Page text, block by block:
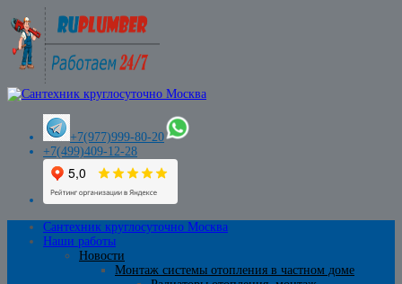
+7(977)999-80-20
+7(499)409-12-28
Сантехник круглосуточно Москва
Наши работы
Новости
Монтаж системы отопления в частном доме